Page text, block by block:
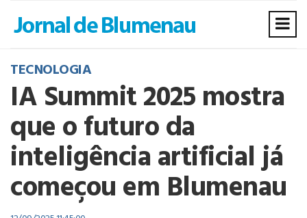
TECNOLOGIA
IA Summit 2025 mostra
que o futuro da
inteligência artificial já
começou em Blumenau